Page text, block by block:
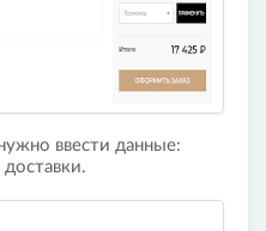
ввести данные: